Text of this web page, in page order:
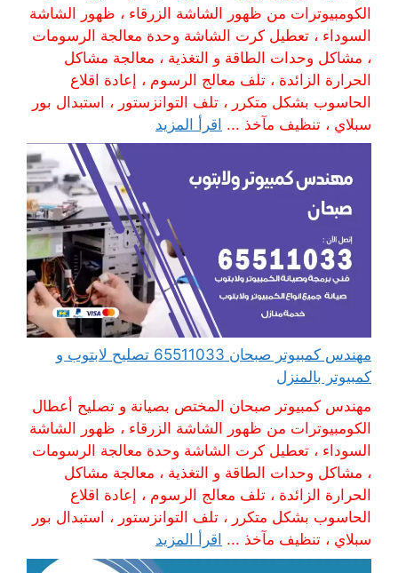
الكومبيوترات من ظهور الشاشة الزرقاء ، ظهور الشاشة
السوداء ، تعطيل كرت الشاشة وحدة معالجة الرسومات
، مشاكل وحدات الطاقة و التغذية ، معالجة مشاكل
الحرارة الزائدة ، تلف معالج الرسوم ، إعادة اقلاع
الحاسوب بشكل متكرر ، تلف التوانزستور ، استبدال بور
سبلاي ، تنظيف مآخذ ... اقرأ المزيد
مهندس كمبيوتر صبحان 65511033 تصليح لابتوب و
كمبيوتر بالمنزل
مهندس كمبيوتر صبحان المختص بصيانة و تصليح أعطال
الكومبيوترات من ظهور الشاشة الزرقاء ، ظهور الشاشة
السوداء ، تعطيل كرت الشاشة وحدة معالجة الرسومات
، مشاكل وحدات الطاقة و التغذية ، معالجة مشاكل
الحرارة الزائدة ، تلف معالج الرسوم ، إعادة اقلاع
الحاسوب بشكل متكرر ، تلف التوانزستور ، استبدال بور
سبلاي ، تنظيف مآخذ ... اقرأ المزيد